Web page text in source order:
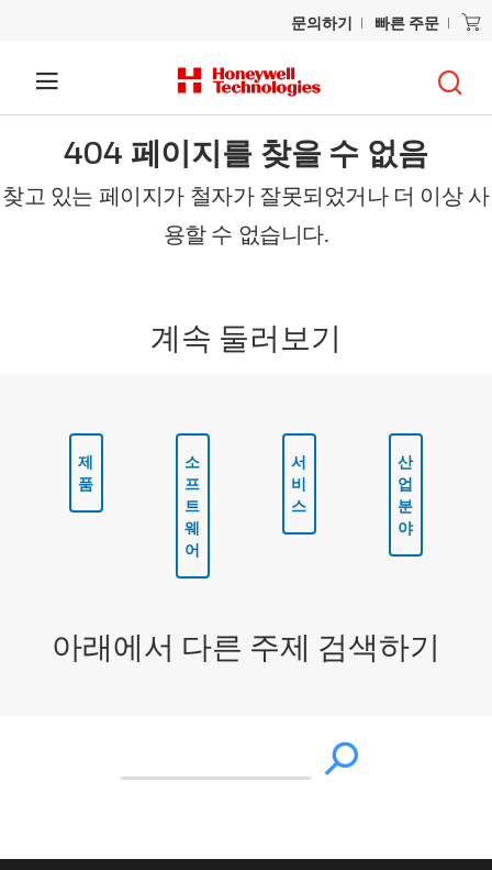
문의하기 빠른 주문
404 페이지를 찾을 수 없음
찾고 있는 페이지가 철자가 잘못되었거나 더 이상 사
용할 수 없습니다.
계속 둘러보기
제
품
소
프
트
웨
어
서
비
스
산
업
분
야
아래에서 다른 주제 검색하기